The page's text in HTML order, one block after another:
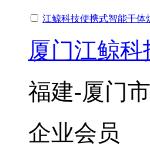
江鲸科技便携式智能干体
厦门江鲸科
福建-厦门市
企业会员